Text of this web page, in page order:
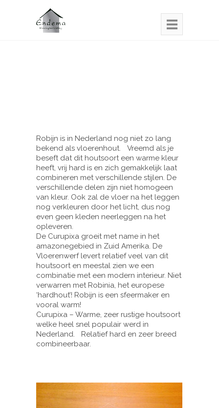
Robijn is in Nederland nog niet zo lang
bekend als vloerenhout. Vreemd als je
beseft dat dit houtsoort een warme kleur
heeft, vrij hard is en zich gemakkelijk laat
combineren met verschillende stijlen. De
verschillende delen zijn niet homogeen
van kleur. Ook zal de vloer na het leggen
nog verkleuren door het licht, dus nog
even geen kleden neerleggen na het
opleveren.
De Curupixa groeit met name in het
amazonegebied in Zuid Amerika. De
Vloerenwerf levert relatief veel van dit
houtsoort en meestal zien we een
combinatie met een modern interieur. Niet
verwarren met Robinia, het europese
‘hardhout’! Robijn is een sfeermaker en
vooral warm!
Curupixa – Warme, zeer rustige houtsoort
welke heel snel populair werd in
Nederland. Relatief hard en zeer breed
combineerbaar.